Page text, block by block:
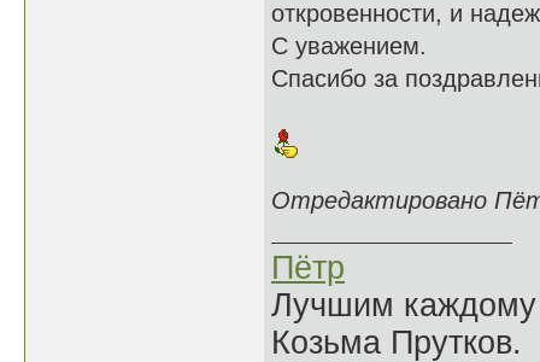
откровенности, и
С уважением.
Спасибо за
Отредактировано
Пётр
Лучшим каждому
Козьма Прутков.